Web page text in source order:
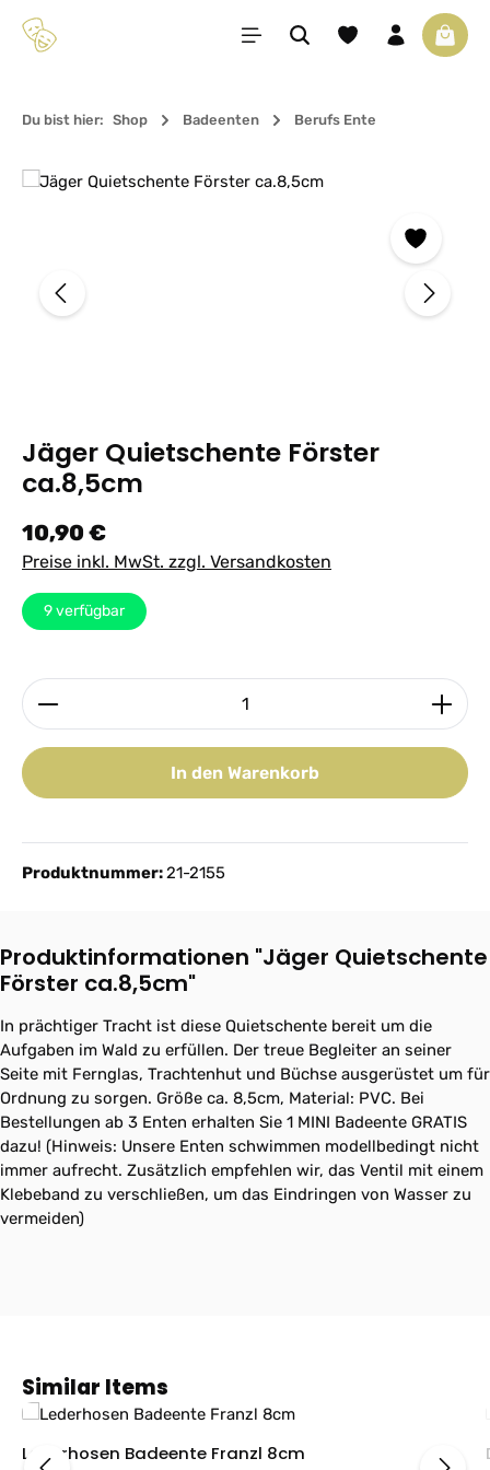
Zum Hauptinhalt springen Du hast 0 Produkte
Du bist hier: Shop Badeenten Berufs Ente
Bildergalerie überspringen
Jäger Quietschente Förster
ca.8,5cm
Regulärer Preis:
10,90 €
Preise inkl. MwSt. zzgl. Versandkosten
9verfügbar
Produkt Anzahl: Gib den gewünschten Wert ein
In den Warenkorb
Produktnummer:21-2155
Produktinformationen "Jäger Quietschente
Förster ca.8,5cm"
In prächtiger Tracht ist diese Quietschente bereit um die
Aufgaben im Wald zu erfüllen. Der treue Begleiter an seiner
Seite mit Fernglas, Trachtenhut und Büchse ausgerüstet um für
Ordnung zu sorgen. Größe ca. 8,5cm, Material: PVC. Bei
Bestellungen ab 3 Enten erhalten Sie 1 MINI Badeente GRATIS
dazu! (Hinweis: Unsere Enten schwimmen modellbedingt nicht
immer aufrecht. Zusätzlich empfehlen wir, das Ventil mit einem
Klebeband zu verschließen, um das Eindringen von Wasser zu
vermeiden)
Produktgalerie überspringen
Similar Items
Lederhosen Badeente Franzl 8cm